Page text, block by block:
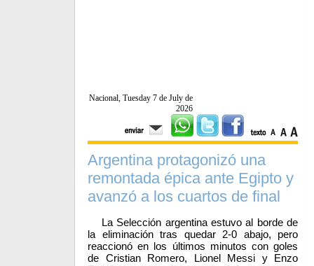
Nacional, Tuesday 7 de July de
2026
Argentina protagonizó una
remontada épica ante Egipto y
avanzó a los cuartos de final
La Selección argentina estuvo al borde de
la eliminación tras quedar 2-0 abajo, pero
reaccionó en los últimos minutos con goles
de Cristian Romero, Lionel Messi y Enzo